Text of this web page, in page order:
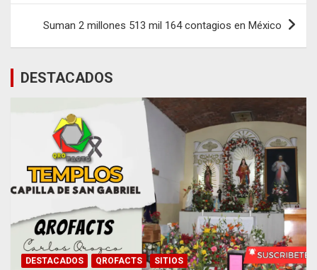
entradas
Suman 2 millones 513 mil 164 contagios en México
DESTACADOS
DESTACADOS QROFACTS SITIOS